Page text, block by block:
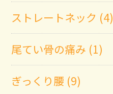
ストレートネック (4)
尾てい骨の痛み (1)
ぎっくり腰 (9)